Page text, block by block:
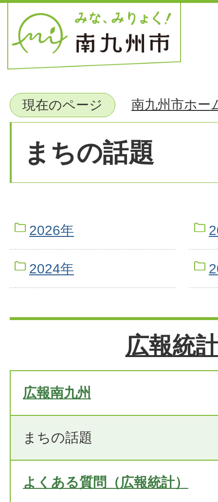
現在のページ 南九州市ホー
まちの話題
2026年
2024年
広報統
広報南九州
まちの話題
よくある質問（広報統計）